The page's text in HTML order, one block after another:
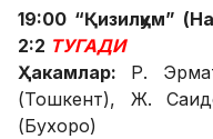
19:00 “Қизилқум”
2:2 ТУГАДИ
Ҳакамлар: Р.
(Тошкент), Ж.
(Бухоро)